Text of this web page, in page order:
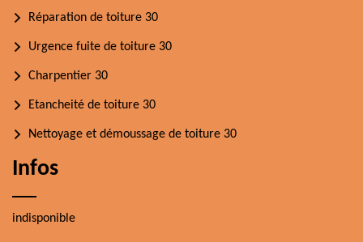
Réparation de toiture 30
Urgence fuite de toiture 30
Charpentier 30
Etancheité de toiture 30
Nettoyage et démoussage de toiture 30
Infos
indisponible